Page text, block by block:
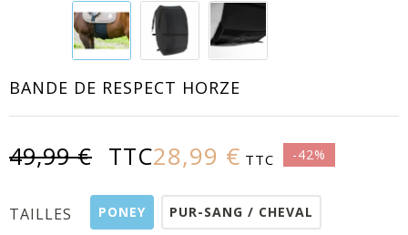
BANDE DE RESPECT HORZE
49,99 € TTC28,99 € TTC -42%
TAILLES PONEY PUR-SANG / CHEVAL